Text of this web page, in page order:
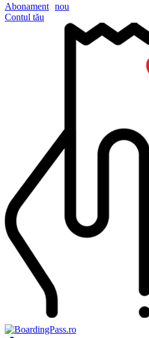
Abonament nou
Contul tău